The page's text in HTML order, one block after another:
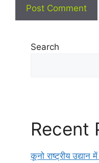
Search
Recent
कूनो राष्ट्रीय उद्यान